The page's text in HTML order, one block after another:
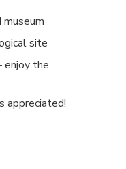
museum
site
enjoy the
appreciated!